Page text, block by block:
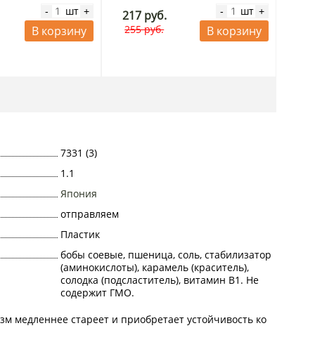
- шт +
В корзину
217 руб.
255 руб.
- шт +
В корзину
7331 (3)
1.1
Япония
отправляем
Пластик
бобы соевые, пшеница, соль, стабилизатор
(аминокислоты), карамель (краситель),
солодка (подсластитель), витамин B1. Не
содержит ГМО.
медленнее стареет и приобретает устойчивость ко